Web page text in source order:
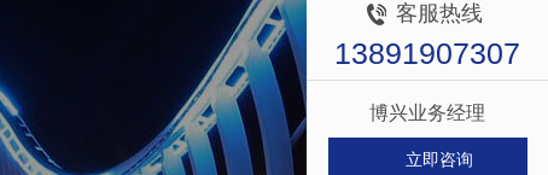
客服热线
13891907307
博兴业务经理
立即咨询